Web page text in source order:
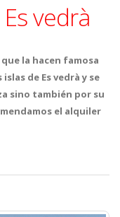
vedrà
la hacen famosa
de Es vedrà y se
sino también por su
el alquiler